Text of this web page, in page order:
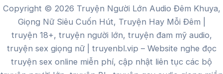
Copyright © 2026 Truyện Người Lớn Audio Đêm Khuya,
Giọng Nữ Siêu Cuốn Hút, Truyện Hay Mỗi Đêm |
truyện 18+, truyện người lớn, truyện đam mỹ audio,
truyện sex giọng nữ | truyenbl.vip – Website nghe đọc
truyện sex online miễn phí, cập nhật liên tục các bộ